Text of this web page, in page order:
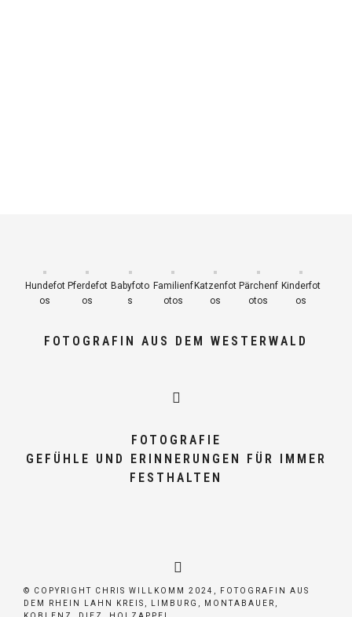
Hundefot
os
Pferdefot
os
Babyfoto
s
Familienf
otos
Katzenfot
os
Pärchenf
otos
Kinderfot
os
FOTOGRAFIN AUS DEM WESTERWALD
FOTOGRAFIE
GEFÜHLE UND ERINNERUNGEN FÜR IMMER
FESTHALTEN
© COPYRIGHT CHRIS WILLKOMM 2024, FOTOGRAFIN AUS
DEM RHEIN LAHN KREIS, LIMBURG, MONTABAUER,